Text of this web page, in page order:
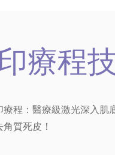
療程
程：醫療級激光深入
質死皮！